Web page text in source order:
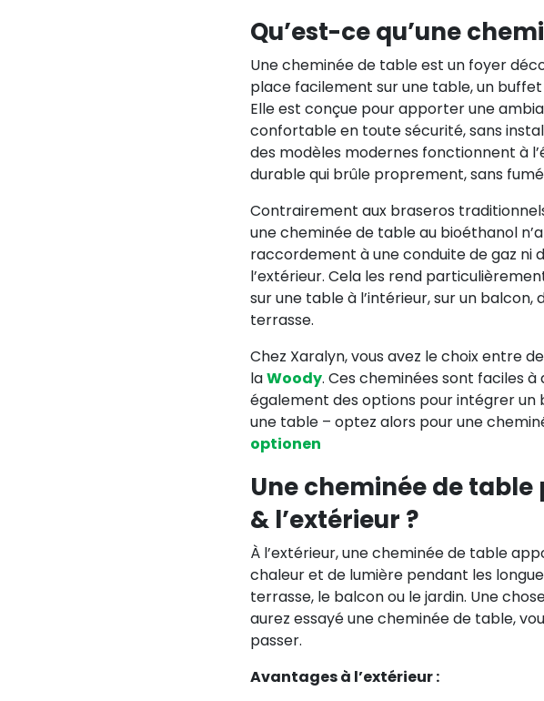
Qu’est-ce qu’une
Une cheminée de table est un foyer
place facilement sur une table, un buffet
Elle est conçue pour apporter une
confortable en toute sécurité, sans
des modèles modernes fonctionnent à
durable qui brûle proprement, sans
Contrairement aux braseros
une cheminée de table au bioéthanol
raccordement à une conduite de gaz ni
l’extérieur. Cela les rend
sur une table à l’intérieur, sur un balcon,
terrasse.
Chez Xaralyn, vous avez le choix entre
laWoody. Ces cheminées sont faciles
également des options pour intégrer
une table – optez alors pour une
optionen
Une cheminée de table
& l’extérieur ?
À l’extérieur, une cheminée de table
chaleur et de lumière pendant les
terrasse, le balcon ou le jardin. Une
aurez essayé une cheminée de table,
passer.
Avantages à l’extérieur :